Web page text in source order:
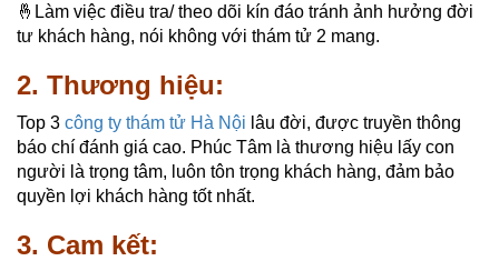
🤞Làm việc điều tra/ theo dõi kín đáo tránh ảnh hưởng đời
tư khách hàng, nói không với thám tử 2 mang.
2. Thương hiệu:
Top 3 công ty thám tử Hà Nội lâu đời, được truyền thông
báo chí đánh giá cao. Phúc Tâm là thương hiệu lấy con
người là trọng tâm, luôn tôn trọng khách hàng, đảm bảo
quyền lợi khách hàng tốt nhất.
3. Cam kết: